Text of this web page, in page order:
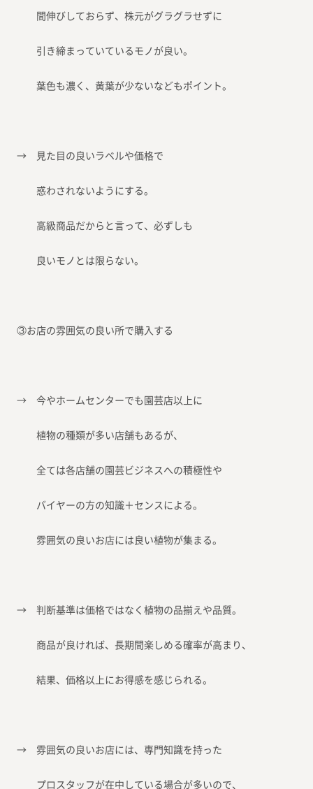
間伸びしておらず、株元がグラグラせずに
引き締まっていているモノが良い。
葉色も濃く、黄葉が少ないなどもポイント。
→ 見た目の良いラベルや価格で
惑わされないようにする。
高級商品だからと言って、必ずしも
良いモノとは限らない。
③お店の雰囲気の良い所で購入する
→ 今やホームセンターでも園芸店以上に
植物の種類が多い店舗もあるが、
全ては各店舗の園芸ビジネスへの積極性や
バイヤーの方の知識＋センスによる。
雰囲気の良いお店には良い植物が集まる。
→ 判断基準は価格ではなく植物の品揃えや品質。
商品が良ければ、長期間楽しめる確率が高まり、
結果、価格以上にお得感を感じられる。
→ 雰囲気の良いお店には、専門知識を持った
プロスタッフが在中している場合が多いので、